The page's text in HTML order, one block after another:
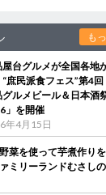
も
屋台グルメが全国各地
民派食フェス”第4回
グルメビール＆日本酒
」を開催
年4月15日
菜を使って芋煮作り
ミリーランドむさしの